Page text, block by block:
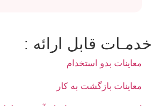
خدمـات قابل ارائه :
معاینات بدو استخدام
معاینات بازگشت به کار